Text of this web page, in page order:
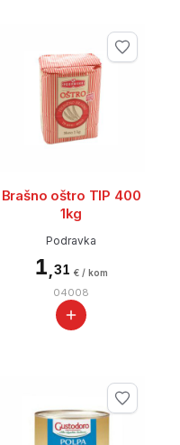
Brašno oštro TIP 400
1kg
Podravka
1 31 € / kom
04008